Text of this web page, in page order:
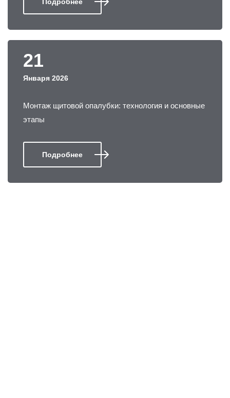
21
Января 2026
Монтаж щитовой опалубки: технология и основные
этапы
Подробнее